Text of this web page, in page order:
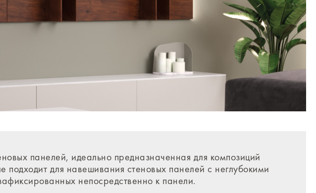
панелей, идеально предназначенная для композиций
подходит для навешивания стеновых панелей с неглубокими
непосредственно к панели.